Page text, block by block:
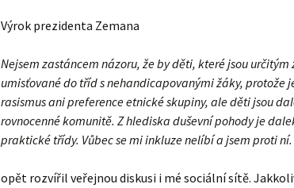
Výrok prezidenta Zemana
Nejsem zastáncem názoru, že by děti, které jsou
umisťované do tříd s nehandicapovanými žáky, protože
rasismus ani preference etnické skupiny, ale děti jsou
rovnocenné komunitě. Z hlediska duševní pohody je
praktické třídy. Vůbec se mi inkluze nelíbí a jsem proti ní.
opět rozvířil veřejnou diskusi i mé sociální sítě.